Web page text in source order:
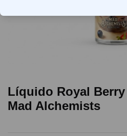
Líquido Royal Berry
Mad Alchemists